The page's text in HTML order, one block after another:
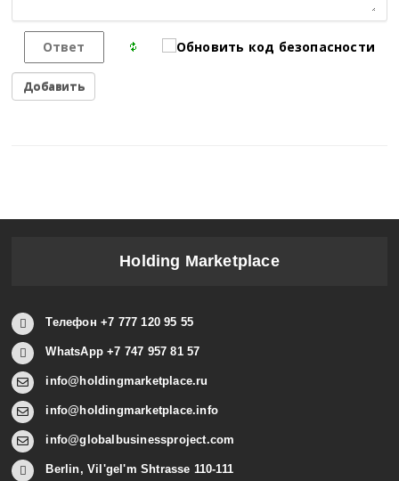
Holding Marketplace
Телефон +7 777 120 95 55
WhatsApp +7 747 957 81 57
info@holdingmarketplace.ru
info@holdingmarketplace.info
info@globalbusinessproject.com
Berlin, Vil'gel'm Shtrasse 110-111